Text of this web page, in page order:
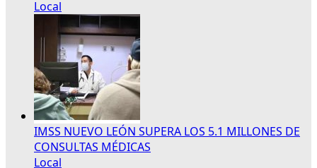
Local
IMSS NUEVO LEÓN SUPERA LOS 5.1 MILLONES DE
CONSULTAS MÉDICAS
Local